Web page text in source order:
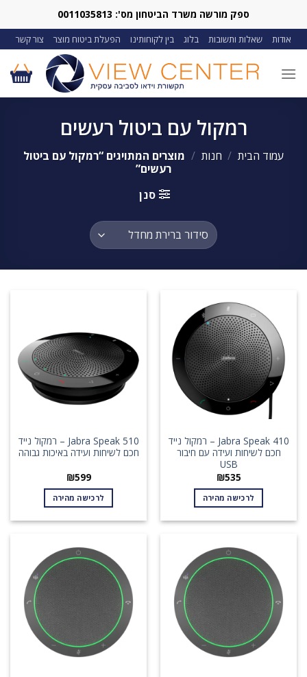
content
ספק מורשה משרד הביטחון מס': 0011035813
אודות שאלות ותשובות בלוג בין לקוחותינו הפעלת ביטוח מוצר צור קשר
רמקול עם ביטול רעשים
עמוד הבית / חנות / מוצרים המתויגים “רמקול עם ביטול
רעשים”
סנן
Jabra Speak 410 – רמקול נייד
חכם לשיחות ועידה עם חיבור
USB
₪535
לרכישה מהירה
Jabra Speak 510 – רמקול נייד
חכם לשיחות ועידה באיכות גבוהה
₪599
לרכישה מהירה